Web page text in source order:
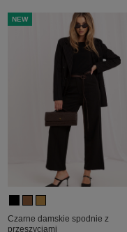
NEW
Czarne damskie spodnie z
przeszyciami